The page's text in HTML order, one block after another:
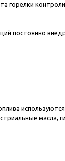
горелки
постоянно
масла,